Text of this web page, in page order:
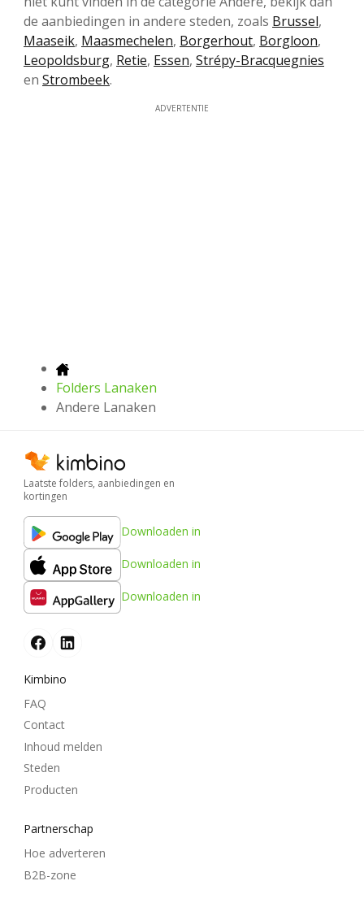
de aanbiedingen in andere steden, zoals Brussel,
Maaseik, Maasmechelen, Borgerhout, Borgloon,
Leopoldsburg, Retie, Essen, Strépy-Bracquegnies
en Strombeek.
ADVERTENTIE
Folders Lanaken
Andere Lanaken
Laatste folders, aanbiedingen en
kortingen
Downloaden in
Downloaden in
Downloaden in
Kimbino
FAQ
Contact
Inhoud melden
Steden
Producten
Partnerschap
Hoe adverteren
B2B-zone